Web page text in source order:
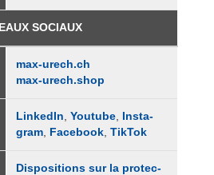
SOCIAUX
max-urech.ch
max-urech.shop
Lin­ke­dIn, You­tube,
Ins­ta­
gram, Face­book, Tik­Tok
Dis­po­si­tions sur la pro­tec­